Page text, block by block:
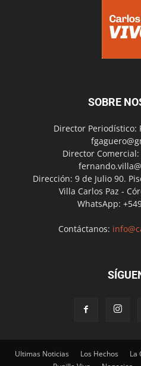
SOBRE
Director Periodístico:
Director
Dirección: 9 de Julio 90.
Villa Carlos Paz -
WhatsApp:
Contáctanos:
Ultimas Noticias Los Hechos La